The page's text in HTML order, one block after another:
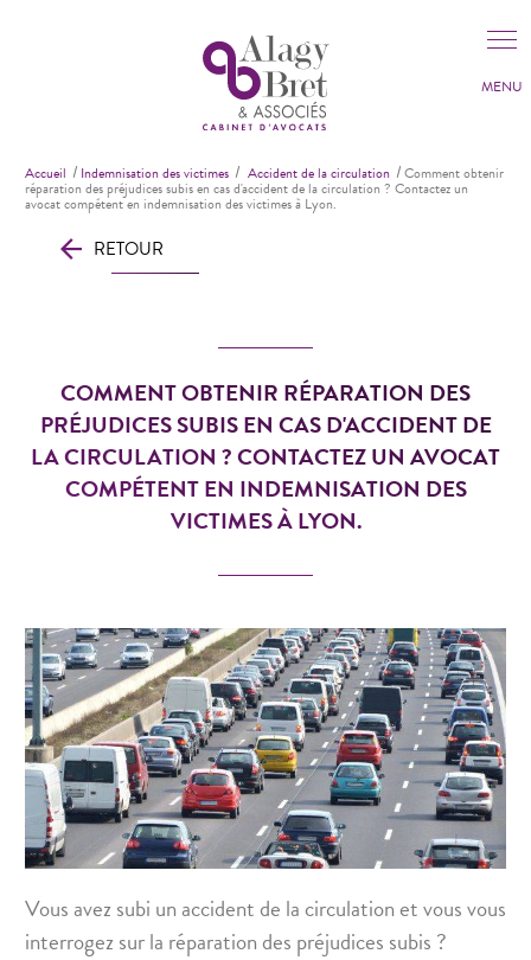
Accueil Indemnisation des victimes Accident de la circulation Comment obtenir
réparation des préjudices subis en cas d'accident de la circulation ? Contactez un
avocat compétent en indemnisation des victimes à Lyon.
RETOUR
COMMENT OBTENIR RÉPARATION DES
PRÉJUDICES SUBIS EN CAS D'ACCIDENT DE
LA CIRCULATION ? CONTACTEZ UN AVOCAT
COMPÉTENT EN INDEMNISATION DES
VICTIMES À LYON.
Vous avez subi un accident de la circulation et vous vous
interrogez sur la réparation des préjudices subis ?